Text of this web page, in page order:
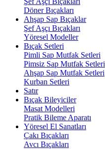
Döner Bıçakları
Ahşap Sap Bıçaklar
Şef Aşçı Bıçakları
Yöresel Modeller
Bıçak Setleri
Pimli Sap Mutfak Setleri
Pimsiz Sap Mutfak Setleri
Ahşap Sap Mutfak Setleri
Kurban Setleri
Satır
Bıçak Bileyiciler
Masat Modelleri
Pratik Bileme Aparatı
Yöresel El Sanatları
Çakı Bıçakları
Avcı Bıçakları